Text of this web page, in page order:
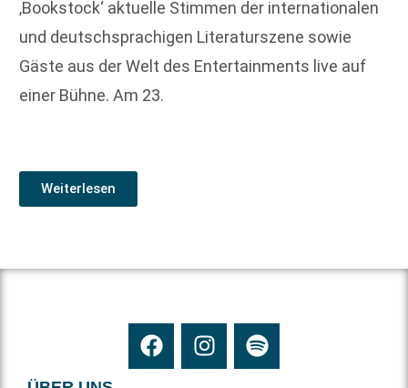
‚Bookstock‘ aktuelle Stimmen der internationalen
und deutschsprachigen Literaturszene sowie
Gäste aus der Welt des Entertainments live auf
einer Bühne. Am 23.
Weiterlesen